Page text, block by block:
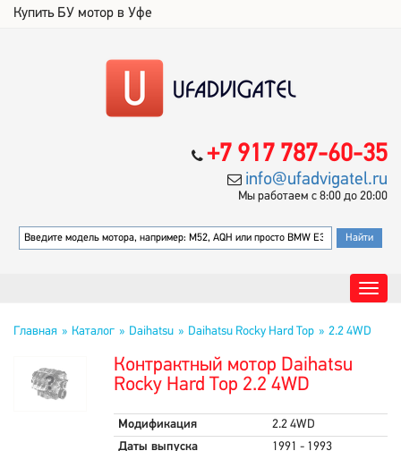
Купить БУ мотор в Уфе
+7 917 787-60-35
info@ufadvigatel.ru
Мы работаем с 8:00 до 20:00
Главная Каталог Daihatsu Daihatsu Rocky Hard Top 2.2 4WD
Контрактный мотор Daihatsu
Rocky Hard Top 2.2 4WD
Модификация
2.2 4WD
Даты выпуска
1991 - 1993